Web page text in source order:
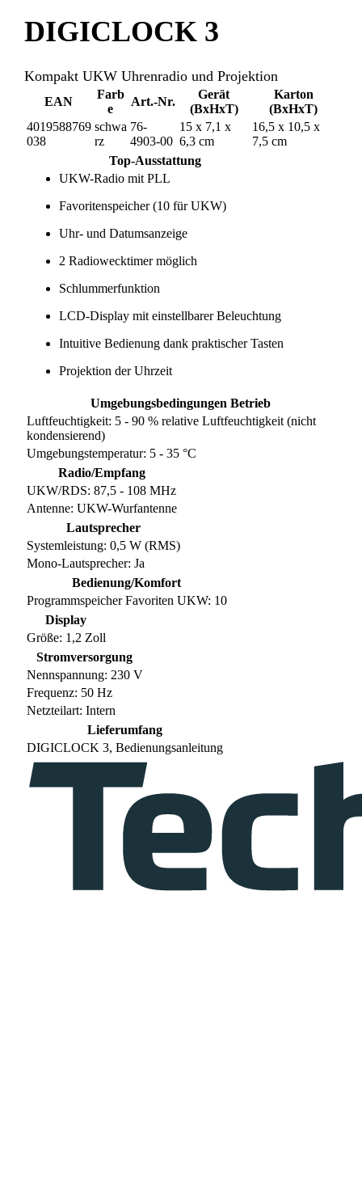
DIGICLOCK 3
Kompakt UKW Uhrenradio und Projektion
EAN
Farb
e
Art.-Nr.
Gerät
(BxHxT)
Karton
(BxHxT)
4019588769
038
schwa
rz
76-
4903-00
15 x 7,1 x
6,3 cm
16,5 x 10,5 x
7,5 cm
Top-Ausstattung
UKW-Radio mit PLL
Favoritenspeicher (10 für UKW)
Uhr- und Datumsanzeige
2 Radiowecktimer möglich
Schlummerfunktion
LCD-Display mit einstellbarer Beleuchtung
Intuitive Bedienung dank praktischer Tasten
Projektion der Uhrzeit
Umgebungsbedingungen Betrieb
Luftfeuchtigkeit: 5 - 90 % relative Luftfeuchtigkeit (nicht
kondensierend)
Umgebungstemperatur: 5 - 35 °C
Radio/Empfang
UKW/RDS: 87,5 - 108 MHz
Antenne: UKW-Wurfantenne
Lautsprecher
Systemleistung: 0,5 W (RMS)
Mono-Lautsprecher: Ja
Bedienung/Komfort
Programmspeicher Favoriten UKW: 10
Display
Größe: 1,2 Zoll
Stromversorgung
Nennspannung: 230 V
Frequenz: 50 Hz
Netzteilart: Intern
Lieferumfang
DIGICLOCK 3, Bedienungsanleitung